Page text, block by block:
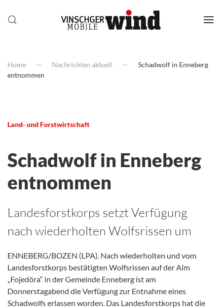
Home Nachrichten aktuell
Schadwolf in Enneberg
entnommen
Land- und Forstwirtschaft
Schadwolf in Enneberg
entnommen
Landesforstkorps setzt Verfügung
nach wiederholten Wolfsrissen um
ENNEBERG/BOZEN (LPA). Nach wiederholten und vom
Landesforstkorps bestätigten Wolfsrissen auf der Alm
„Fojedöra“ in der Gemeinde Enneberg ist am
Donnerstagabend die Verfügung zur Entnahme eines
Schadwolfs erlassen worden. Das Landesforstkorps hat die